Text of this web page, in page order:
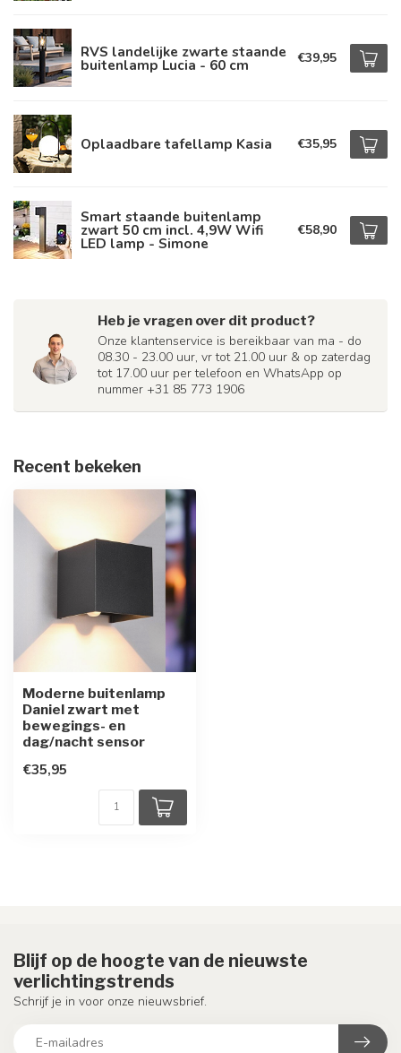
RVS landelijke zwarte staande
buitenlamp Lucia - 60 cm €39,95
Oplaadbare tafellamp Kasia €35,95
Smart staande buitenlamp
zwart 50 cm incl. 4,9W Wifi
LED lamp - Simone
€58,90
Heb je vragen over dit product?
Onze klantenservice is bereikbaar van ma - do
08.30 - 23.00 uur, vr tot 21.00 uur & op zaterdag
tot 17.00 uur per telefoon en WhatsApp op
nummer +31 85 773 1906
Recent bekeken
Moderne buitenlamp
Daniel zwart met
bewegings- en
dag/nacht sensor
€35,95
Blijf op de hoogte van de nieuwste
verlichtingstrends
Schrijf je in voor onze nieuwsbrief.